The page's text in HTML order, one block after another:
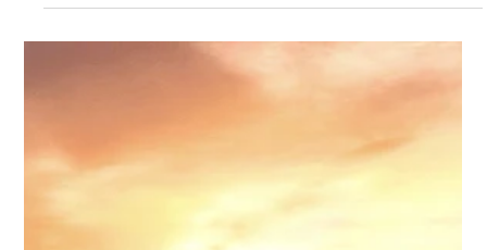
photographie de paysage . Il permet de gérer les reflets,...